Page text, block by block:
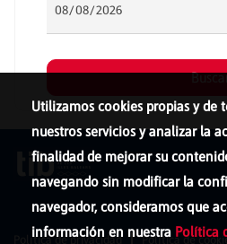
Utilizamos cookies propias y de
nuestros servicios y analizar la
finalidad de mejorar su
navegando sin modificar la
navegador, consideramos que
información en nuestra Política
Política de privacidad Política de